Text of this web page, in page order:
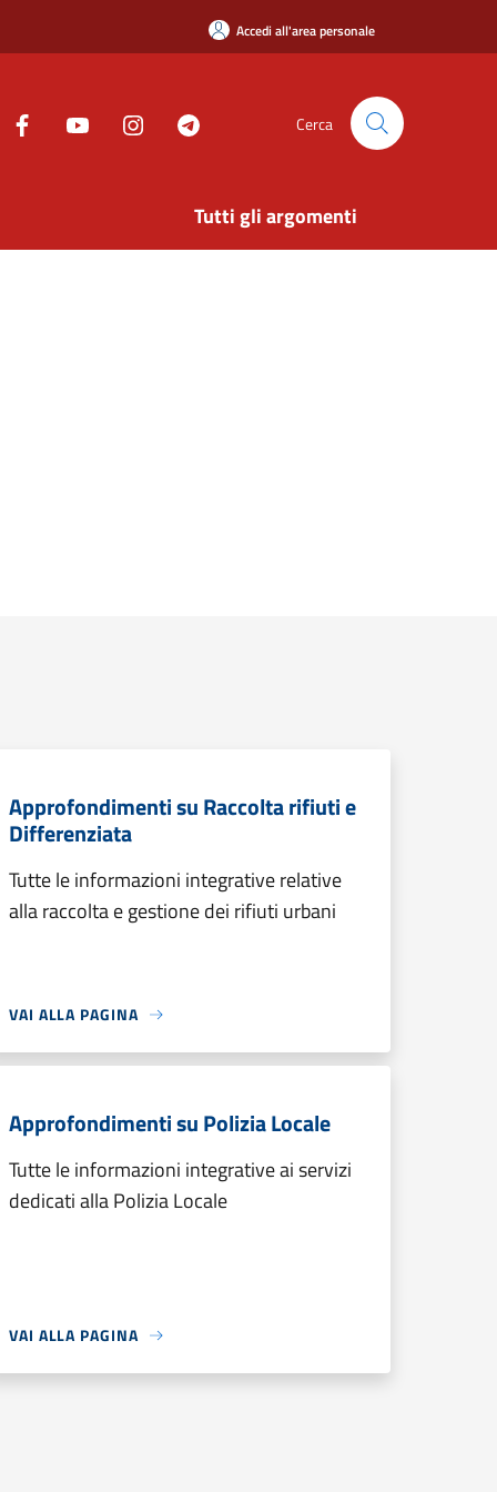
Accedi all'area personale
Cerca
Tutti gli argomenti
Approfondimenti su Raccolta rifiuti e
Differenziata
Tutte le informazioni integrative relative
alla raccolta e gestione dei rifiuti urbani
VAI ALLA PAGINA
Approfondimenti su Polizia Locale
Tutte le informazioni integrative ai servizi
dedicati alla Polizia Locale
VAI ALLA PAGINA